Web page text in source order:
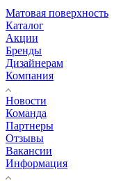
Матовая поверхность
Каталог
Акции
Бренды
Дизайнерам
Компания
Новости
Команда
Партнеры
Отзывы
Вакансии
Информация